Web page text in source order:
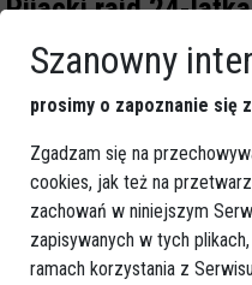
Pijacki rajd 24-
Miał aż 3 promile
Szanowny
prosimy o zapoznanie się
Zgadzam się na
cookies, jak też na
zachowań w niniejszym
zapisywanych w tych
ramach korzystania z